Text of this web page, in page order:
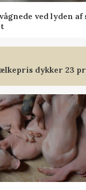
ved lyden
dykker 23